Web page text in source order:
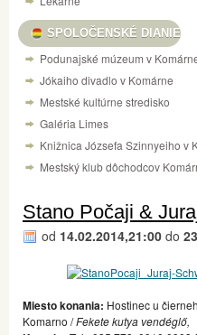
SPOLOČENSKÉ DIANIE
Podunajské múzeum v
Jókaiho divadlo v Komárne
Mestské kultúrne stredisko
Galéria Limes
Knižnica Józsefa Szinnyeiho v
Mestský klub dôchodcov
Stano Počaji &
od 14.02.2014,21:00 do
Miesto konania: Hostinec u
Komarno /Fekete kutya vendéglő,